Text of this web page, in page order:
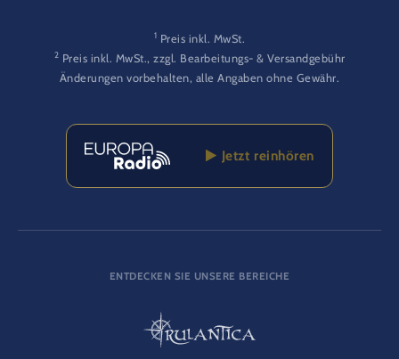
1 Preis inkl. MwSt.
2 Preis inkl. MwSt., zzgl. Bearbeitungs- & Versandgebühr
Änderungen vorbehalten, alle Angaben ohne Gewähr.
Jetzt reinhören
ENTDECKEN SIE UNSERE BEREICHE